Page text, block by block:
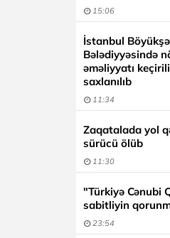
15:06
İstanbul
Bələdiyyəsində
əməliyyatı
saxlanılıb
11:34
Zaqatalada yol
sürücü ölüb
11:30
"Türkiyə Cənubi
sabitliyin
23:54